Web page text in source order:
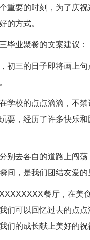
重要的时刻，为了庆祝
的方式。
毕业聚餐的文案建议：
初三的日子即将画上
学校的点点滴滴，不
耍，经历了许多快乐和
别去各自的道路上闯
间，是我们团结友爱的
餐厅，在美
们可以回忆过去的点
们的成长献上美好的祝